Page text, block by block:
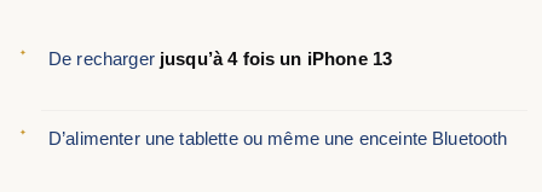
De recharger jusqu’à 4 fois un iPhone 13
D’alimenter une tablette ou même une enceinte Bluetooth